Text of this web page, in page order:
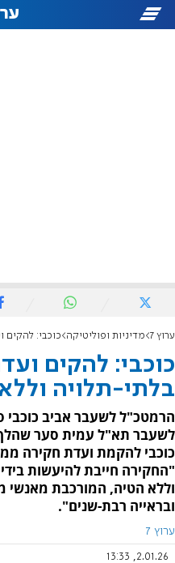
ערוץ 7 מדיניות ופוליטיקה כוכבי: להקים
כוכבי: להקים
בלתי-תלויה
הרמטכ"ל לשעבר אביב
לשעבר תא"ל עמית סער שהלך
"החקירה חייבת להיעשות
וללא הטיה, המורכבת
ובראייה רבת-שנים".
ערוץ 7
2.01.26, 13:33